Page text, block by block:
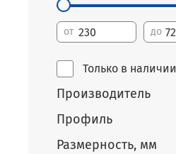
от до
Только в наличии
Производитель
Профиль
Размерность, мм